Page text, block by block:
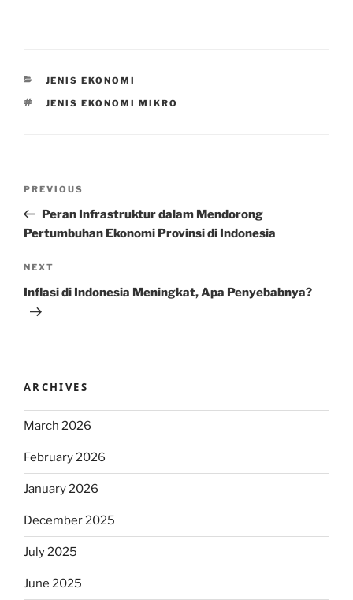
CATEGORIES
JENIS EKONOMI
TAGS
JENIS EKONOMI MIKRO
Previous
Post
PREVIOUS
Peran Infrastruktur dalam Mendorong
Pertumbuhan Ekonomi Provinsi di Indonesia
Next
Post
NEXT
Inflasi di Indonesia Meningkat, Apa Penyebabnya?
ARCHIVES
March 2026
February 2026
January 2026
December 2025
July 2025
June 2025